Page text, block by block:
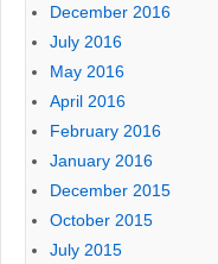
December 2016
July 2016
May 2016
April 2016
February 2016
January 2016
December 2015
October 2015
July 2015